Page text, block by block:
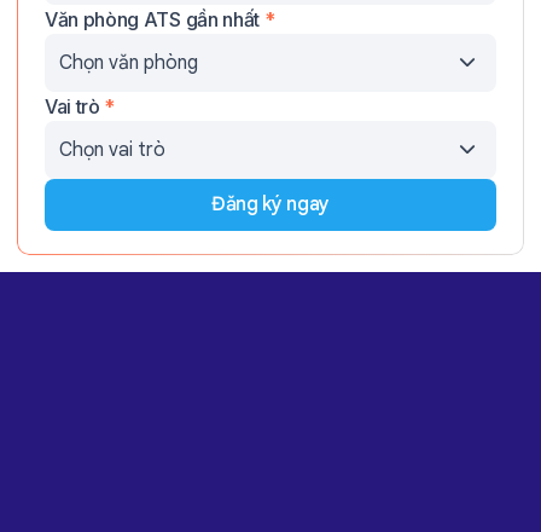
Văn phòng ATS gần nhất *
Vai trò *
Đăng ký ngay